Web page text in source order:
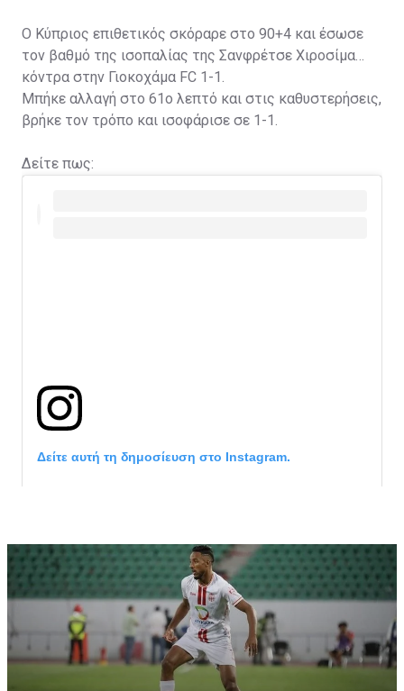
Ο Κύπριος επιθετικός σκόραρε στο 90+4 και έσωσε
τον βαθμό της ισοπαλίας της Σανφρέτσε Χιροσίμα
κόντρα στην Γιοκοχάμα FC 1-1.
Μπήκε αλλαγή στο 61ο λεπτό και στις καθυστερήσεις,
βρήκε τον τρόπο και ισοφάρισε σε 1-1.
Δείτε πως:
Δείτε αυτή τη δημοσίευση στο Instagram.